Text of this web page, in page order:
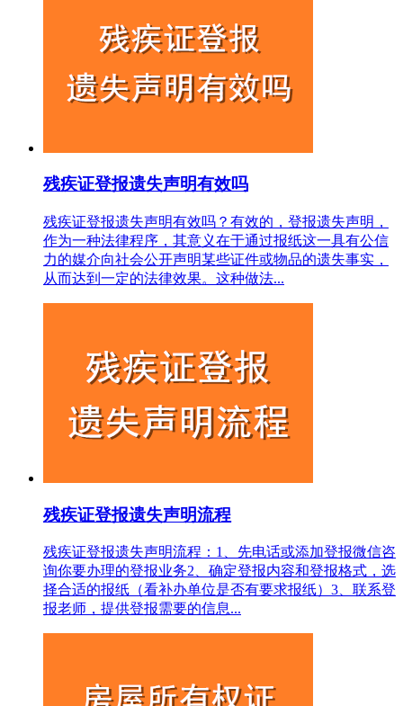
残疾证登报遗失声明有效吗
残疾证登报遗失声明有效吗？有效的，登报遗失声明，
作为一种法律程序，其意义在于通过报纸这一具有公信
力的媒介向社会公开声明某些证件或物品的遗失事实，
从而达到一定的法律效果。这种做法...
残疾证登报遗失声明流程
残疾证登报遗失声明流程：1、先电话或添加登报微信咨
询你要办理的登报业务2、确定登报内容和登报格式，选
择合适的报纸（看补办单位是否有要求报纸）3、联系登
报老师，提供登报需要的信息...